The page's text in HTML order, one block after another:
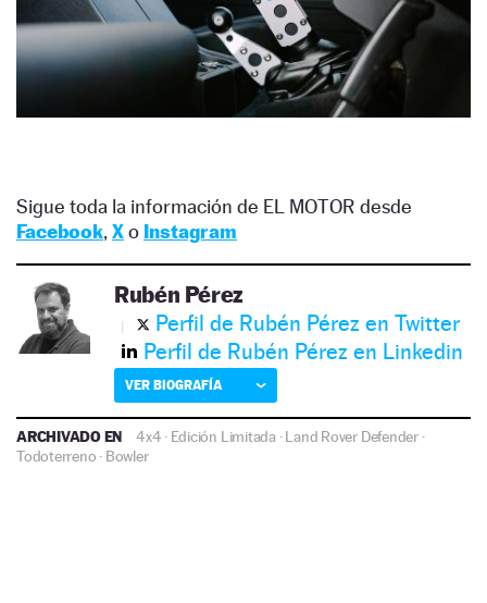
Sigue toda la información de EL MOTOR desde
Facebook, Xo Instagram
Rubén Pérez
Perfil de Rubén Pérez en Twitter
Perfil de Rubén Pérez en Linkedin
VER BIOGRAFÍA
ARCHIVADO EN 4x4 · Edición Limitada·Land Rover Defender·
Todoterreno · Bowler